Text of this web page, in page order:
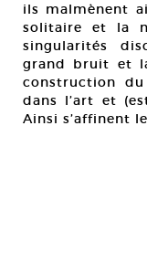
ils malmènent
solitaire et la
singularités
grand bruit et
construction
dans l’art et
Ainsi s’affinent